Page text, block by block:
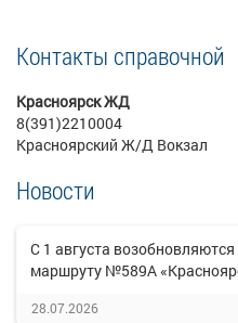
Контакты справочной
Красноярск ЖД
8(391)2210004
Красноярский Ж/Д Вокзал
Новости
С 1 августа
маршруту №589А
28.07.2026